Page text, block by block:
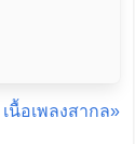
เนื้อเพลงสากล»